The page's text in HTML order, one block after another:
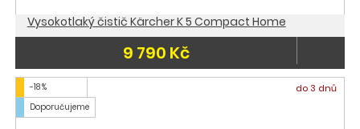
Vysokotlaký čistič Kärcher K 5 Compact Home
9 790 Kč
-18 %
Doporučujeme
do 3 dnů